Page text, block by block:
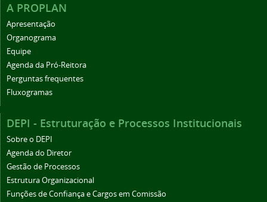
A PROPLAN
Apresentação
Organograma
Equipe
Agenda da Pró-Reitora
Perguntas frequentes
Fluxogramas
DEPI - Estruturação e Processos Institucionais
Sobre o DEPI
Agenda do Diretor
Gestão de Processos
Estrutura Organizacional
Funções de Confiança e Cargos em Comissão